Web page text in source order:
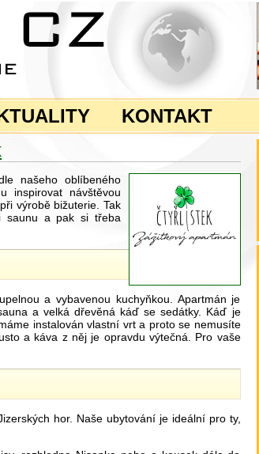
KONTAKT
našeho oblíbeného
inspirovat návštěvou
výrobě bižuterie. Tak
saunu a pak si třeba
a vybavenou kuchyňkou. Apartmán je
a velká dřevěná káď se sedátky. Káď je
instalován vlastní vrt a proto se nemusíte
a káva z něj je opravdu výtečná. Pro vaše
hor. Naše ubytování je ideální pro ty,